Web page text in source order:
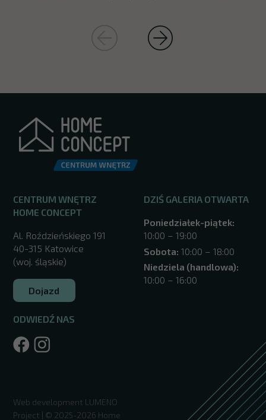
CENTRUM WNĘTRZ
HOME CONCEPT
Al. Roździeńskiego 191
40-315 Katowice
(woj. śląskie)
Dojazd
ODWIEDŹ NAS
DZIŚ GALERIA OTWARTA
Poniedziałek-piątek:
10:00 – 19:00
Sobota: 10:00 – 18:00
Niedziela (handlowa):
10:00 – 16:00
Web development LUMENO
Project | © 2025-2026 Home